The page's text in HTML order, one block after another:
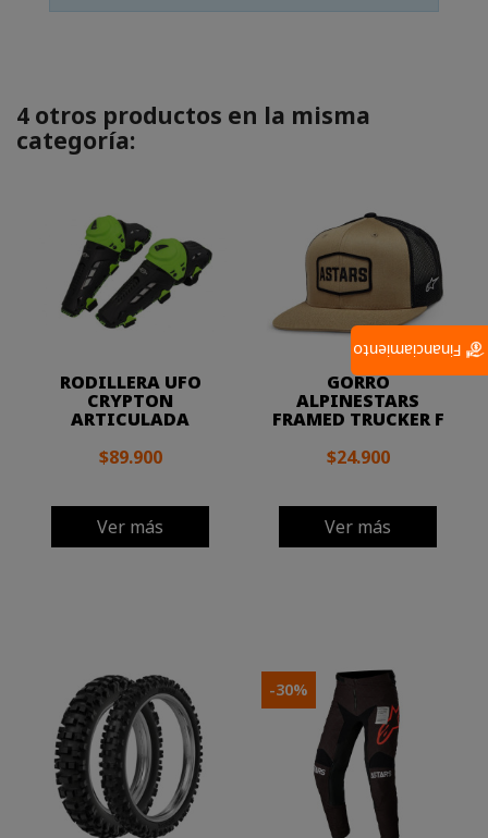
4 otros productos en la misma
categoría:
RODILLERA UFO
CRYPTON
ARTICULADA
$89.900
Ver más
GORRO
ALPINESTARS
FRAMED TRUCKER F
$24.900
Ver más
-30%
Financiamiento